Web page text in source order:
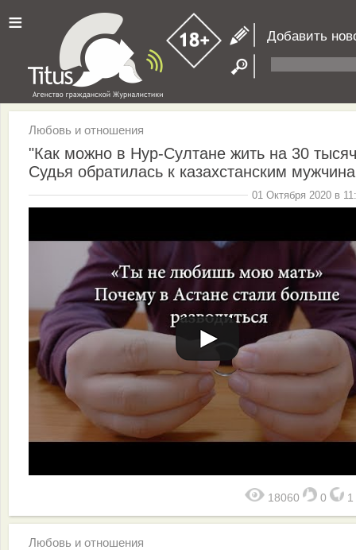
≡ Добавить
Любовь и отношения
"Как можно в Нур-Султане жить на 30
Судья обратилась к казахстанским
01 Октября 2020 в
18060 0 1
Любовь и отношения